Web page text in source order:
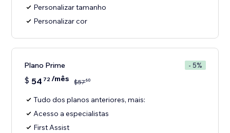
Personalizar tamanho
Personalizar cor
Plano Prime - 5%
$ 54 72/mês $5760
Tudo dos planos anteriores, mais:
Acesso a especialistas
First Assist